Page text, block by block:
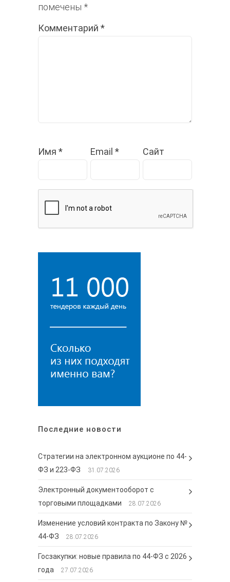
помечены *
Комментарий *
Имя * Email * Сайт
Последние новости
Стратегии на электронном аукционе по 44-
ФЗ и 223-ФЗ
31.07.2026
Электронный документооборот с
торговыми площадками
28.07.2026
Изменение условий контракта по Закону №
44-ФЗ
28.07.2026
Госзакупки: новые правила по 44-ФЗ с 2026
года
27.07.2026